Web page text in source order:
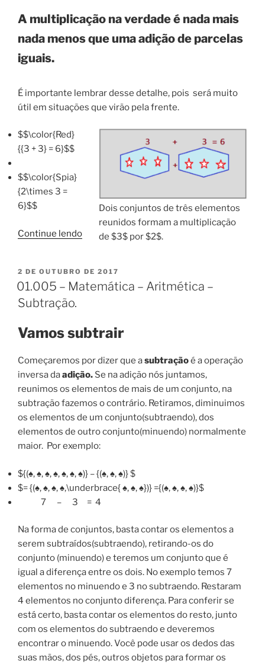
A multiplicação na verdade é nada mais
nada menos que uma adição de parcelas
iguais.
É importante lembrar desse detalhe, pois será muito
útil em situações que virão pela frente.
Dois conjuntos de três elementos
reunidos formam a multiplicação
de $3$ por $2$.
$$\color{Red}
{{3 + 3} = 6}$$
$$\color{Spia}
{2\times 3 =
6}$$
Continue lendo“01.006
–
Multiplicação.”
PUBLICADO
EM
2 DE OUTUBRO DE 2017
01.005 – Matemática – Aritmética –
Subtração.
Vamos subtrair
Começaremos por dizer que asubtraçãoé a operação
inversa daadição. Se na adição nós juntamos,
reunimos os elementos de mais de um conjunto, na
subtração fazemos o contrário. Retiramos, diminuimos
os elementos de um conjunto(subtraendo), dos
elementos de outro conjunto(minuendo) normalmente
maior. Por exemplo:
${(♠, ♠, ♠, ♠, ♠, ♠, ♠)} – {(♠, ♠, ♠)} $
$= {(♠, ♠, ♠, ♠,\underbrace{ ♠, ♠, ♠})} ={(♠, ♠, ♠, ♠)}$
7 – 3 = 4
Na forma de conjuntos, basta contar os elementos a
serem subtraídos(subtraendo), retirando-os do
conjunto (minuendo) e teremos um conjunto que é
igual a diferença entre os dois. No exemplo temos 7
elementos no minuendo e 3 no subtraendo. Restaram
4 elementos no conjunto diferença. Para conferir se
está certo, basta contar os elementos do resto, junto
com os elementos do subtraendo e deveremos
encontrar o minuendo. Você pode usar os dedos das
suas mãos, dos pés, outros objetos para formar os